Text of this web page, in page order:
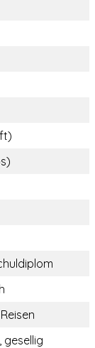
gesellig